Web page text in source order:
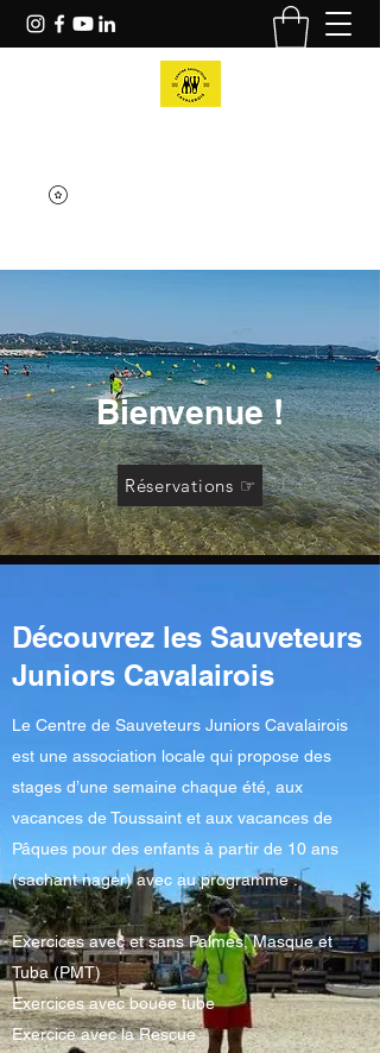
Bienvenue !
Réservations ☞
Découvrez les Sauveteurs
Juniors Cavalairois
Le Centre de Sauveteurs Juniors Cavalairois
est une association locale qui propose des
stages d’une semaine chaque été, aux
vacances de Toussaint et aux vacances de
Pâques pour des enfants à partir de 10 ans
(sachant nager) avec au programme :
Exercices avec et sans Palmes, Masque et
Tuba (PMT)
Exercices avec bouée tube
Exercice avec la Rescue